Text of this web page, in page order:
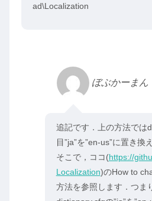
ad\Localization
ぼぶかーまん
追記です．上の方法では
目”ja”を”en-us”に置き換
そこで，ココ(https://
Localization)のHow to
方法を参照します．つま